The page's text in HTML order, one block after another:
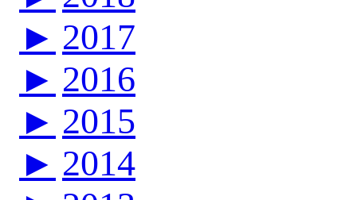
► 2017
► 2016
► 2015
► 2014